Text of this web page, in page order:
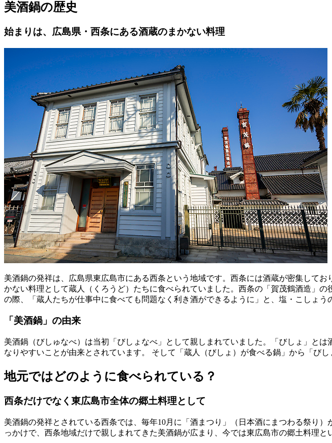
美酒鍋の歴史
始まりは、広島県・西条にある酒蔵のまかない料理
美酒鍋の発祥は、広島県東広島市にある西条という地域です。西条には酒蔵が密集して
かない料理として蔵人（くろうど）たちに食べられていました。西条の「賀茂鶴酒造」
の際、「蔵人たちが仕事中に食べても問題なく利き酒ができるように」と、塩・こしょう
「美酒鍋」の由来
美酒鍋（びしゅなべ）は当初「びしょなべ」として親しまれていました。「びしょ」と
なりやすいことが由来とされています。 そして「蔵人（びしょ）が食べる鍋」から「び
地元ではどのように食べられている？
西条だけでなく東広島市全体の郷土料理として
美酒鍋の発祥とされている西条では、毎年10月に「酒まつり」（日本酒にまつわる祭り
っかけで、西条地域だけで親しまれてきた美酒鍋が広まり、今では東広島市の郷土料理と